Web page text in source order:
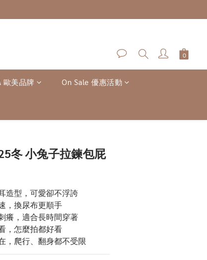
歐美品牌 On Sale 優惠活動
冬 小兔子拉鍊包屁
造型，可愛卻不浮誇
，換尿布更順手
癢，適合長時間穿著
，怎麼拍都好看
，爬行、翻身都不受限